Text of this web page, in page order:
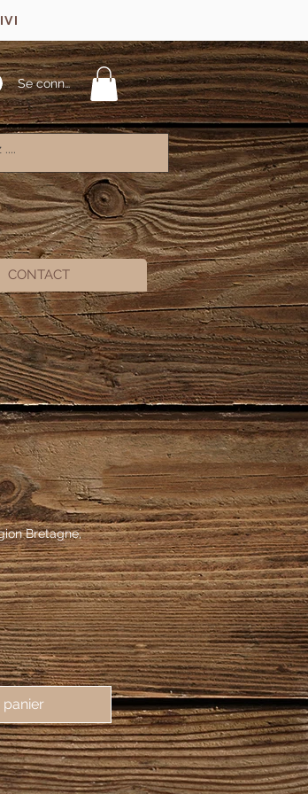
Se connecter
CONTACT
Bretagne,